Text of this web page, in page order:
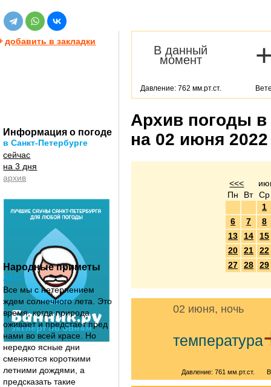
добавить в закладки
Информация о погоде
в Санкт-Петербурге
сейчас
на 3 дня
архив
Народные приметы
лета
Все мы с нетерпением
ждем солнечного лета. Это
время, когда природа
оживает и предстает пред
нами во всей красе. Но
нередко ясные дни
сменяются короткими
летними дождями, а
предсказать такие
В данный
момент
Давление: 762 мм.рт.ст.
Архив погоды в
на 02 июня 2022
<<<
Пн
Вт Ср
1
6
7
8
13
14
15
20
21
22
27
28 29
02 июня, ночь
температура
Давление: 761 мм.рт.ст.